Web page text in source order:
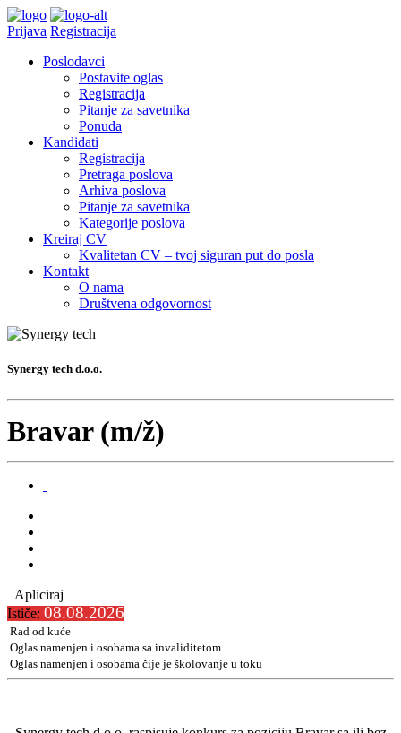
Prijava Registracija
Poslodavci
Postavite oglas
Registracija
Pitanje za savetnika
Ponuda
Kandidati
Registracija
Pretraga poslova
Arhiva poslova
Pitanje za savetnika
Kategorije poslova
Kreiraj CV
Kvalitetan CV – tvoj siguran put do posla
Kontakt
O nama
Društvena odgovornost
Synergy tech d.o.o.
Bravar (m/ž)
Apliciraj
Ističe: 08.08.2026
Rad od kuće
Oglas namenjen i osobama sa invaliditetom
Oglas namenjen i osobama čije je školovanje u toku